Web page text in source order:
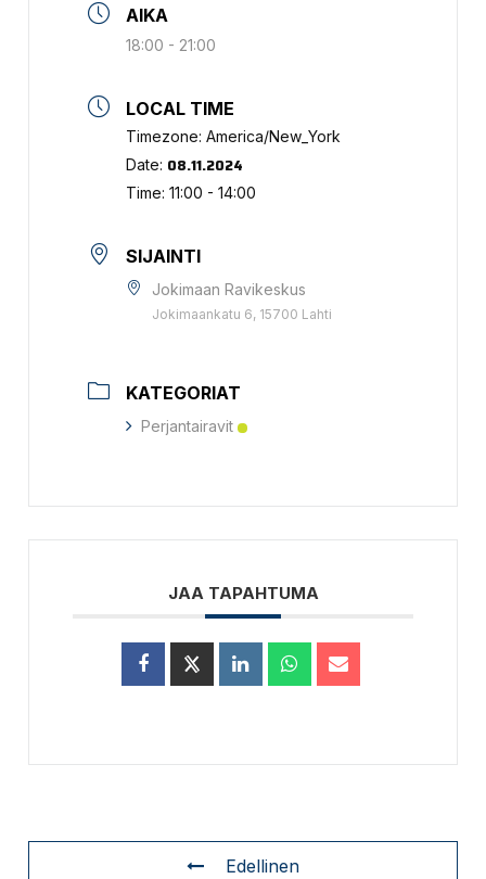
AIKA
18:00 - 21:00
LOCAL TIME
Timezone:America/New_York
Date: 08.11.2024
Time:11:00 - 14:00
SIJAINTI
Jokimaan Ravikeskus
Jokimaankatu 6, 15700 Lahti
KATEGORIAT
Perjantairavit
JAA TAPAHTUMA
Edellinen